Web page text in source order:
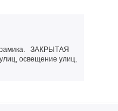
ЗАКРЫТАЯ
освещение улиц,